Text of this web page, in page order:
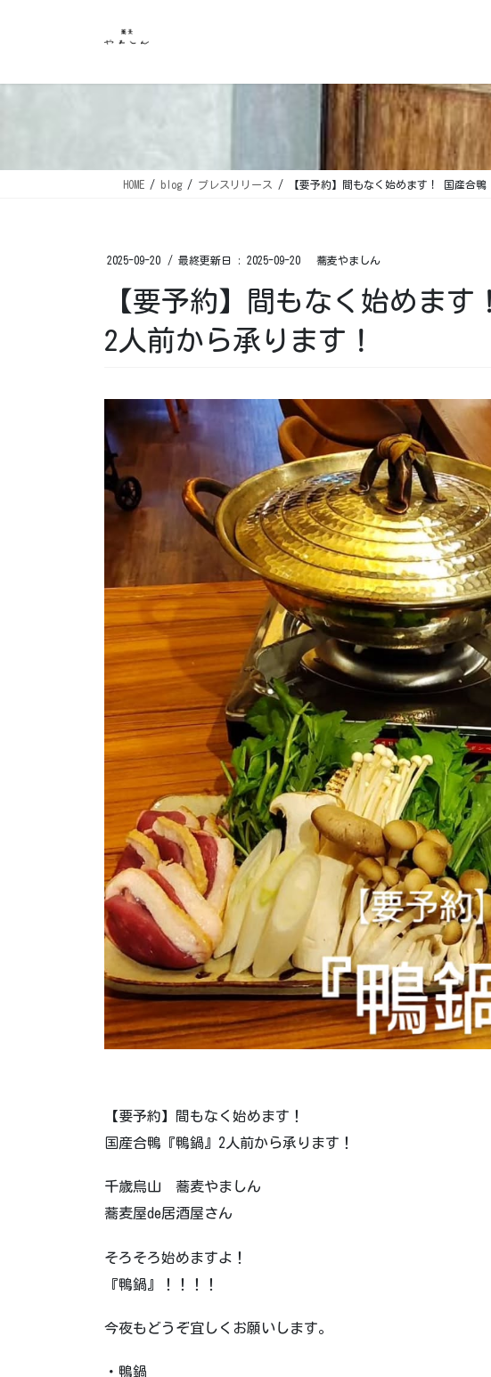
HOME blog プレスリリース 【要予約】間もなく始めます！ 国産合鴨
2025-09-20 / 最終更新日 : 2025-09-20 蕎麦やましん
【要予約】間もなく始めます
2人前から承ります！
【要予約】間もなく始めます！
国産合鴨『鴨鍋』2人前から承ります！
千歳烏山 蕎麦やましん
蕎麦屋de居酒屋さん
そろそろ始めますよ！
『鴨鍋』！！！！
今夜もどうぞ宜しくお願いします。
・鴨鍋